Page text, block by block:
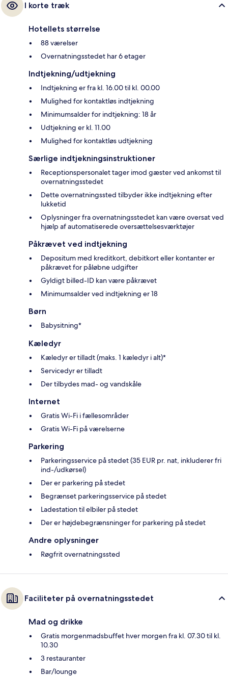
I korte træk
Hotellets størrelse
88 værelser
Overnatningsstedet har 6 etager
Indtjekning/udtjekning
Indtjekning er fra kl. 16.00 til kl. 00.00
Mulighed for kontaktløs indtjekning
Minimumsalder for indtjekning: 18 år
Udtjekning er kl. 11.00
Mulighed for kontaktløs udtjekning
Særlige indtjekningsinstruktioner
Receptionspersonalet tager imod gæster ved ankomst til
overnatningsstedet
Dette overnatningssted tilbyder ikke indtjekning efter
lukketid
Oplysninger fra overnatningsstedet kan være oversat ved
hjælp af automatiserede oversættelsesværktøjer
Påkrævet ved indtjekning
Depositum med kreditkort, debitkort eller kontanter er
påkrævet for påløbne udgifter
Gyldigt billed-ID kan være påkrævet
Minimumsalder ved indtjekning er 18
Børn
Babysitning*
Kæledyr
Kæledyr er tilladt (maks. 1 kæledyr i alt)*
Servicedyr er tilladt
Der tilbydes mad- og vandskåle
Internet
Gratis Wi-Fi i fællesområder
Gratis Wi-Fi på værelserne
Parkering
Parkeringsservice på stedet (35 EUR pr. nat, inkluderer fri
ind-/udkørsel)
Der er parkering på stedet
Begrænset parkeringsservice på stedet
Ladestation til elbiler på stedet
Der er højdebegrænsninger for parkering på stedet
Andre oplysninger
Røgfrit overnatningssted
Faciliteter på overnatningsstedet
Mad og drikke
Gratis morgenmadsbuffet hver morgen fra kl. 07.30 til kl.
10.30
3 restauranter
Bar/lounge